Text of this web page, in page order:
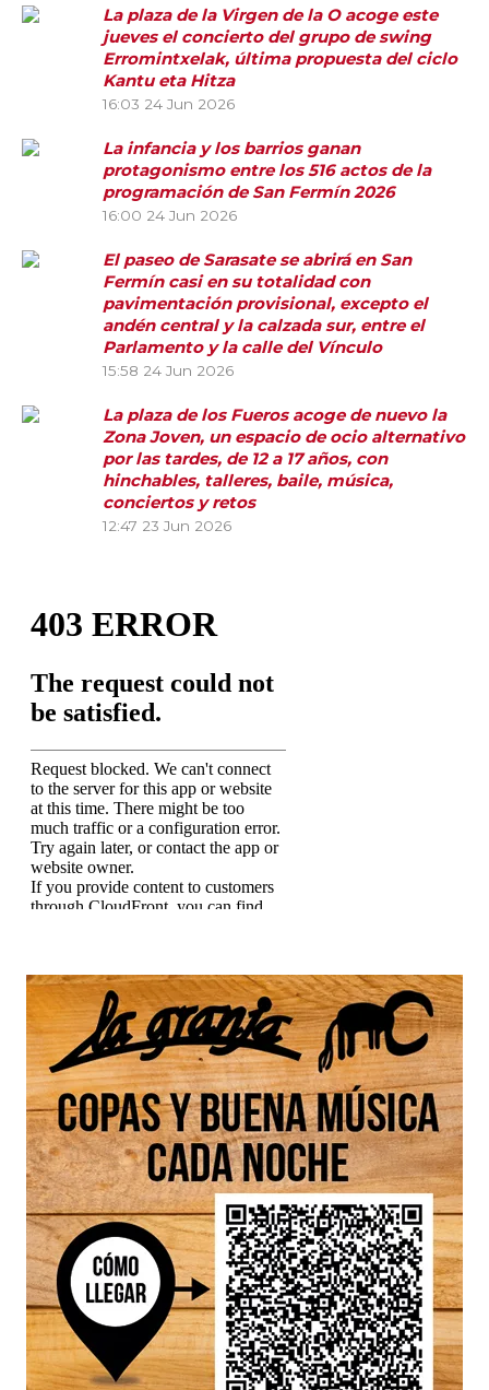
La plaza de la Virgen de la O acoge este
jueves el concierto del grupo de swing
Erromintxelak, última propuesta del ciclo
Kantu eta Hitza
16:03 24 Jun 2026
La infancia y los barrios ganan
protagonismo entre los 516 actos de la
programación de San Fermín 2026
16:00 24 Jun 2026
El paseo de Sarasate se abrirá en San
Fermín casi en su totalidad con
pavimentación provisional, excepto el
andén central y la calzada sur, entre el
Parlamento y la calle del Vínculo
15:58 24 Jun 2026
La plaza de los Fueros acoge de nuevo la
Zona Joven, un espacio de ocio alternativo
por las tardes, de 12 a 17 años, con
hinchables, talleres, baile, música,
conciertos y retos
12:47 23 Jun 2026